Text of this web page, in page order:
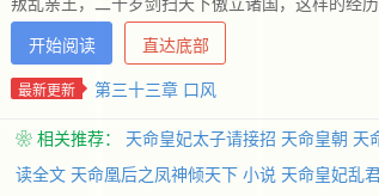
冰却在不知不觉中渐渐融化，在爱情和帝业中究
开始阅读 直达底部
最新更新 第三十三章 口风
❀ 相关推荐： 天命皇妃太子请接招 天命皇朝 天
读全文 天命凰后之凤神倾天下 小说 天命皇妃乱